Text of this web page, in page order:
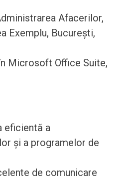
Afacerilor,
Exemplu, București,
Microsoft Office Suite,
eficientă a
și a programelor de
de comunicare